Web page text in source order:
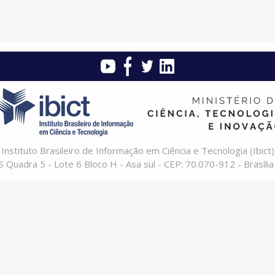
Instituto Brasileiro de Informação em Ciência e Tecnologia (Ibict)
Quadra 5 - Lote 6 Bloco H - Asa sul - CEP: 70.070-912 -